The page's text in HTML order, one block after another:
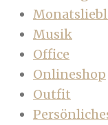
Musik
Office
Onlineshop
Outfit